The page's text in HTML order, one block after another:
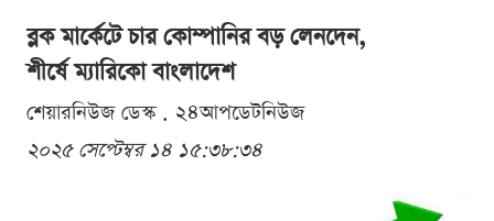
ব্লক মার্কেটে চার কোম্পানির বড় লেনদেন,
শীর্ষে ম্যারিকো বাংলাদেশ
শেয়ারনিউজ ডেস্ক . ২৪আপডেটনিউজ
২০২৫ সেপ্টেম্বর ১৪ ১৫:৩৮:৩৪